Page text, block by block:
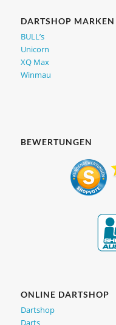
DARTSHOP MARKEN
BULL’s
Unicorn
XQ Max
Winmau
BEWERTUNGEN
ONLINE DARTSHOP
Dartshop
Darts